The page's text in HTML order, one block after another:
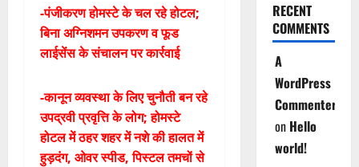
-पंजीकरण होमस्टे के चल रहे होटल;
बिना अग्निशमन उपकरण व फूड
लाईसेंस के संचालन पर कार्रवाई
-कानून व्यवस्था के लिए चुनौती बन रहे
उपद्रवी प्रवृत्ति के लोग; होमस्टे
होटल में ठहर शहर में नशे की हालत में
हुड़दंग, ओवर स्पीड, पिस्टल तमचों से
RECENT
COMMENTS
A
WordPress
Commenter
on Hello
world!